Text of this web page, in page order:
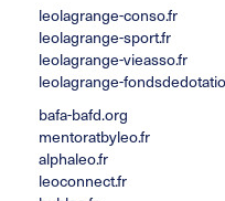
leolagrange-conso.fr
leolagrange-sport.fr
leolagrange-vieasso.fr
leolagrange-
bafa-bafd.org
mentoratbyleo.fr
alphaleo.fr
leoconnect.fr